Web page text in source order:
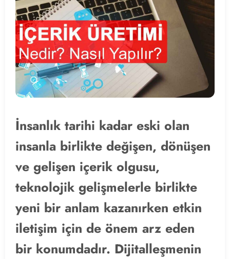
İnsanlık tarihi kadar eski olan
insanla birlikte değişen, dönüşen
ve gelişen içerik olgusu,
teknolojik gelişmelerle birlikte
yeni bir anlam kazanırken etkin
iletişim için de önem arz eden
bir konumdadır. Dijitalleşmenin